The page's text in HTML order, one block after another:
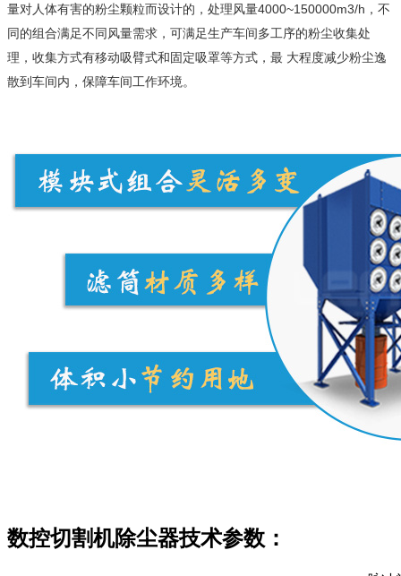
量对人体有害的粉尘颗粒而设计的，处理风量4000~150000m3/h，不
同的组合满足不同风量需求，可满足生产车间多工序的粉尘收集处
理，收集方式有移动吸臂式和固定吸罩等方式，最 大程度减少粉尘逸
散到车间内，保障车间工作环境。
数控切割机除尘器技术参数：